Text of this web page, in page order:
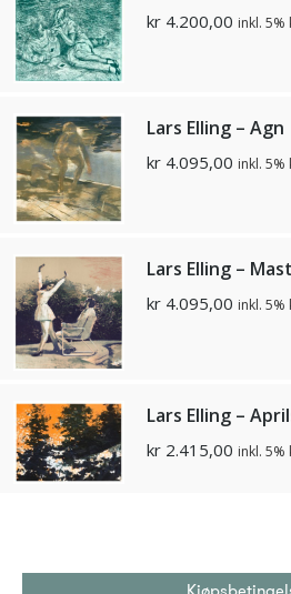
kr 4.200,00 inkl. 5%
Lars Elling – Agn
kr 4.095,00 inkl. 5%
Lars Elling –
kr 4.095,00 inkl. 5%
Lars Elling –
kr 2.415,00 inkl. 5%